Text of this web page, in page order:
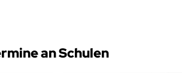
an Schulen